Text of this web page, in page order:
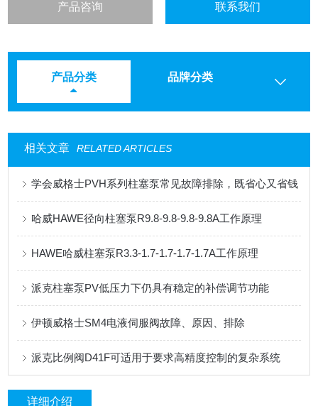
产品咨询 联系我们
产品分类 品牌分类
相关文章 RELATED ARTICLES
学会威格士PVH系列柱塞泵常见故障排除，既省心又省钱
哈威HAWE径向柱塞泵R9.8-9.8-9.8-9.8A工作原理
HAWE哈威柱塞泵R3.3-1.7-1.7-1.7-1.7A工作原理
派克柱塞泵PV低压力下仍具有稳定的补偿调节功能
伊顿威格士SM4电液伺服阀故障、原因、排除
派克比例阀D41F可适用于要求高精度控制的复杂系统
详细介绍